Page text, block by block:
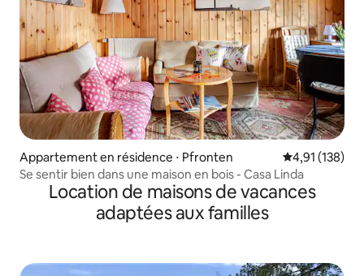
Appartement en résidence ⋅ Pfronten Évaluation
4,91 (138)
Se sentir bien dans une maison en bois - Casa Linda
Location de maisons de vacances
adaptées aux familles